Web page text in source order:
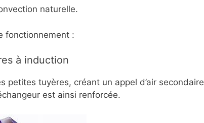
naturelle.
fonctionnement :
à induction
petites tuyères, créant un appel d’air secondaire
est ainsi renforcée.